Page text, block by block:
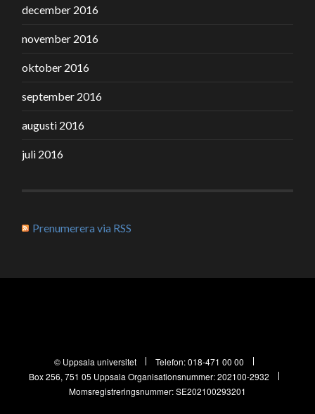
december 2016
november 2016
oktober 2016
september 2016
augusti 2016
juli 2016
Prenumerera via RSS
© Uppsala universitet Telefon:018-471 00 00
Box 256, 751 05 Uppsala Organisationsnummer: 202100-2932
Momsregistreringsnummer: SE202100293201